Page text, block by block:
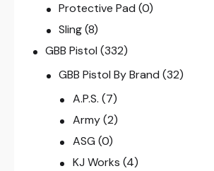
Protective Pad (0)
Sling (8)
GBB Pistol (332)
GBB Pistol By Brand (32)
A.P.S. (7)
Army (2)
ASG (0)
KJ Works (4)